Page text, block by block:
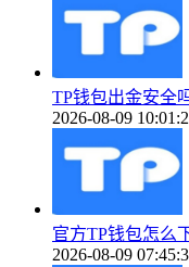
TP钱包出金安全
2026-08-09
官方TP钱包怎么
2026-08-09